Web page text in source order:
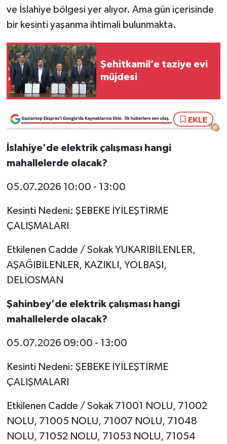
ve İslahiye bölgesi yer alıyor. Ama gün içerisinde
bir kesinti yaşanma ihtimali bulunmakta.
Şehitkamil’e taziye evi
müjdesi
İslahiye'de elektrik çalışması hangi
mahallelerde olacak?
05.07.2026 10:00 - 13:00
Kesinti Nedeni: ŞEBEKE İYİLEŞTİRME
ÇALIŞMALARI
Etkilenen Cadde / SokakYUKARIBİLENLER,
AŞAĞIBİLENLER, KAZIKLI, YOLBAŞI,
DELİOSMAN
Şahinbey'de elektrik çalışması hangi
mahallelerde olacak?
05.07.2026 09:00 - 13:00
Kesinti Nedeni: ŞEBEKE İYİLEŞTİRME
ÇALIŞMALARI
Etkilenen Cadde / Sokak71001 NOLU, 71002
NOLU, 71005 NOLU, 71007 NOLU, 71048
NOLU, 71052 NOLU, 71053 NOLU, 71054
Teknoloji
Video Haber
Yaşam